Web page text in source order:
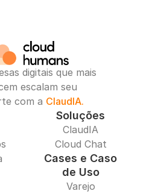
digitais que mais
escalam seu
com a ClaudIA.
Soluções
ClaudIA
Cloud Chat
Cases e Caso
de Uso
Varejo